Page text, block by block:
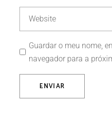
Guardar o meu nome,
navegador para a
ENVIAR